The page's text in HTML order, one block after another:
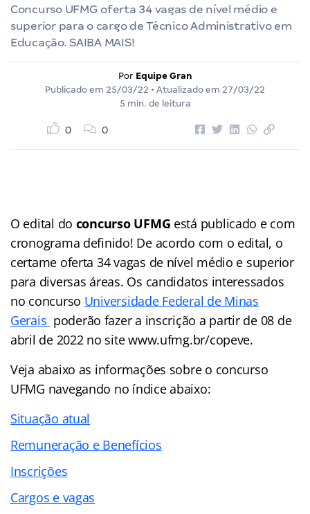
Concurso UFMG oferta 34 vagas de nível médio e
superior para o cargo de Técnico Administrativo em
Educação. SAIBA MAIS!
Por Equipe Gran
Publicado em 25/03/22 • Atualizado em 27/03/22
5 min. de leitura
0 0
O edital do concurso UFMG está publicado e com
cronograma definido! De acordo com o edital, o
certame oferta 34 vagas de nível médio e superior
para diversas áreas. Os candidatos interessados
no concurso Universidade Federal de Minas
Gerais poderão fazer a inscrição a partir de 08 de
abril de 2022 no site www.ufmg.br/copeve.
Veja abaixo as informações sobre o concurso
UFMG navegando no índice abaixo:
Situação atual
Remuneração e Benefícios
Inscrições
Cargos e vagas